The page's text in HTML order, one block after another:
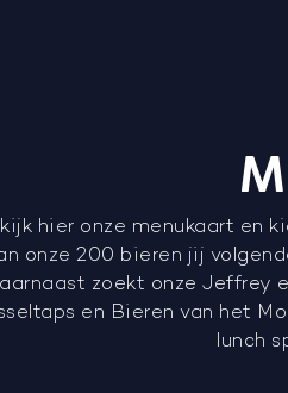
hier onze menukaart en
onze 200 bieren jij
zoekt onze Jeffrey
en Bieren van het
lunch